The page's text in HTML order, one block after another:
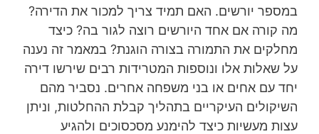
במספר יורשים. האם תמיד צריך למכור את הדירה?
מה קורה אם אחד היורשים רוצה לגור בה? כיצד
מחלקים את התמורה בצורה הוגנת? במאמר זה נענה
על שאלות אלו ונוספות המטרידות רבים שירשו דירה
יחד עם אחים או בני משפחה אחרים. נסביר מהם
השיקולים העיקריים בתהליך קבלת ההחלטות, וניתן
עצות מעשיות כיצד להימנע מסכסוכים ולהגיע